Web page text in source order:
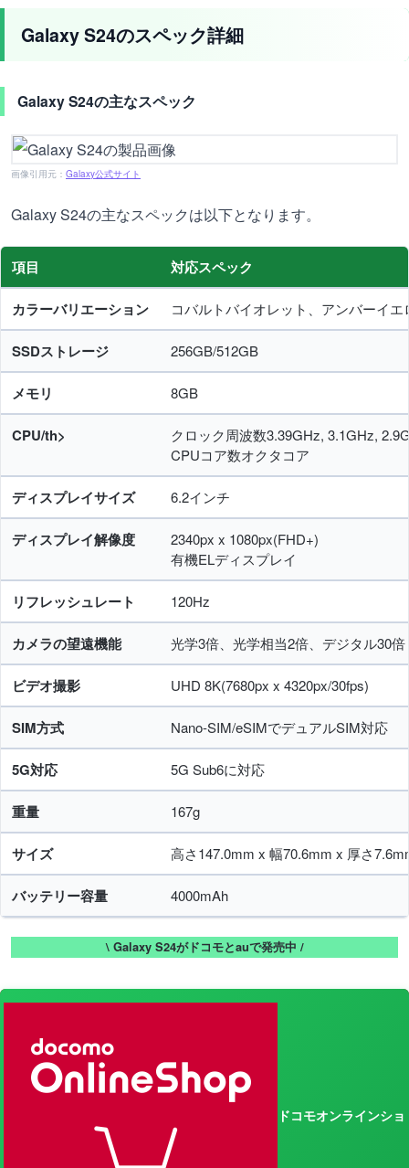
Galaxy S24のスペック詳細
Galaxy S24の主なスペック
画像引用元： Galaxy公式サイト
Galaxy S24の主なスペックは以下となります。
項目 対応スペック
カラーバリエーション コバルトバイオレット、アンバーイ
SSDストレージ 256GB/512GB
メモリ 8GB
CPU/th>
クロック周波数3.39GHz, 3.1GHz,
CPUコア数オクタコア
ディスプレイサイズ 6.2インチ
ディスプレイ解像度
2340px x 1080px(FHD+)
有機ELディスプレイ
リフレッシュレート 120Hz
カメラの望遠機能 光学3倍、光学相当2倍、デジタル30倍
ビデオ撮影 UHD 8K(7680px x 4320px/30fps)
SIM方式 Nano-SIM/eSIMでデュアルSIM対応
5G対応 5G Sub6に対応
重量 167g
サイズ 高さ147.0mm x 幅70.6mm x 厚さ
バッテリー容量 4000mAh
\ Galaxy S24がドコモとauで発売中 /
ドコモオンラインショ